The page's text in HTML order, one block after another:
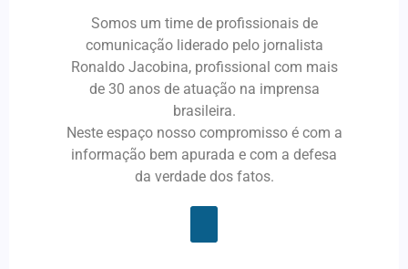
Somos um time de profissionais de
comunicação liderado pelo jornalista
Ronaldo Jacobina, profissional com mais
de 30 anos de atuação na imprensa
brasileira.
Neste espaço nosso compromisso é com a
informação bem apurada e com a defesa
da verdade dos fatos.